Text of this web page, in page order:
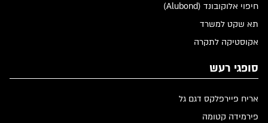
חיפוי אלוקובונד (Alubond)
תא שקט למשרד
אקוסטיקה לתקרה
סופגי רעש
אריח פיירפלקס דגם גל
פירמידה קטומה